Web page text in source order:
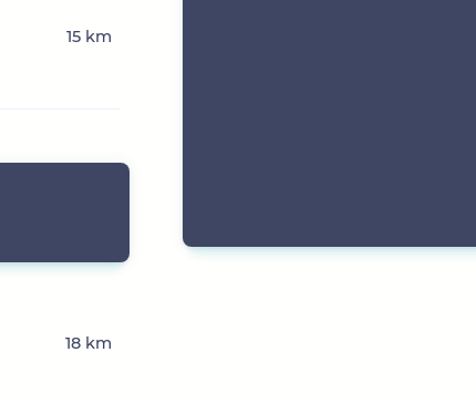
15 km
18 km